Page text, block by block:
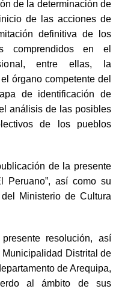
de la determinación de
de las acciones de
definitiva de los
comprendidos en el
entre ellas, la
órgano competente del
de identificación de
análisis de las posibles
de los pueblos
de la presente
Peruano”, así como su
Ministerio de Cultura
resolución, así
Distrital de
de Arequipa,
al ámbito de sus